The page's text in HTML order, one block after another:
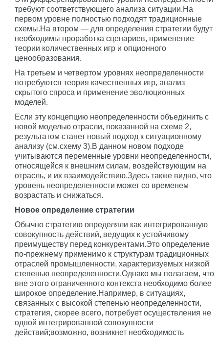
требуют соответствующего анализа ситуации.На
первом уровне полностью подходят традиционные
схемы.На втором — для определения стратегии будут
необходимы проработка сценариев, применение
теории количественных игр и опционного
ценообразования.
На третьем и четвертом уровнях неопределенности
потребуются теория качественных игр, анализ
скрытого спроса и применение эволюционных
моделей.
Если эту концепцию неопределенности объединить с
новой моделью отрасли, показанной на схеме 2,
результатом станет новый подход к ситуационному
анализу (см.схему 3).В данном новом подходе
учитываются переменные уровни неопределенности,
относящейся к внешним силам, воздействующим на
отрасль, и их взаимодействию.Здесь также видно, что
уровень неопределенности может со временем
возрастать и снижаться.
Новое определение стратегии
Обычно стратегию определяли как интегрированную
совокупность действий, ведущих к устойчивому
преимуществу перед конкурентами.Это определение
по-прежнему применимо к структурам традиционных
отраслей промышленности, характеризуемых низкой
степенью неопределенности.Однако мы полагаем, что
вне этого ограниченного контекста необходимо более
широкое определение.Например, в ситуациях,
связанных с высокой степенью неопределенности,
стратегия, скорее всего, потребует осуществления не
одной интегрированной совокупности
действий;возможно, возникнет необходимость